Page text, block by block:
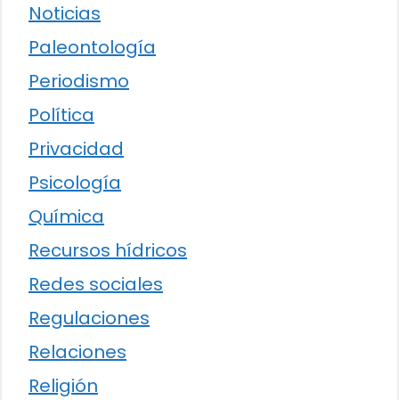
Noticias
Paleontología
Periodismo
Política
Privacidad
Psicología
Química
Recursos hídricos
Redes sociales
Regulaciones
Relaciones
Religión